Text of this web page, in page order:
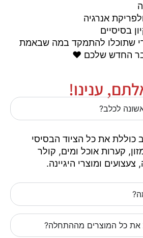
אנרגיה
בסיסיים
שתוכלו להתמקד במה שבאמת
החדש שלכם ❤️
ענינו!
לכלב?
את כל הציוד הבסיסי
קערות אוכל ומים, קולר
ומוצרי היגיינה.
את כל המוצרים מההתחלה?